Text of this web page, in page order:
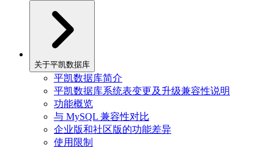
关于平凯数据库
平凯数据库简介
平凯数据库系统表变更及升级兼容性说明
功能概览
与 MySQL 兼容性对比
企业版和社区版的功能差异
使用限制